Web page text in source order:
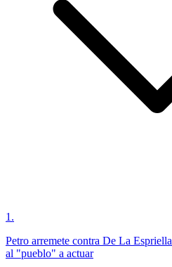
1 .
Petro arremete contra De La
al "pueblo" a actuar